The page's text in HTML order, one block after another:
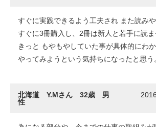
すぐに実践できるよう工夫され また読みや
すぐに3冊購入し、2冊は新人と若手に読ま
きっと もやもやしていた事が具体的にわか
やってみようという気持ちになったと思う
北海道 Y.Mさん 32歳 男
性